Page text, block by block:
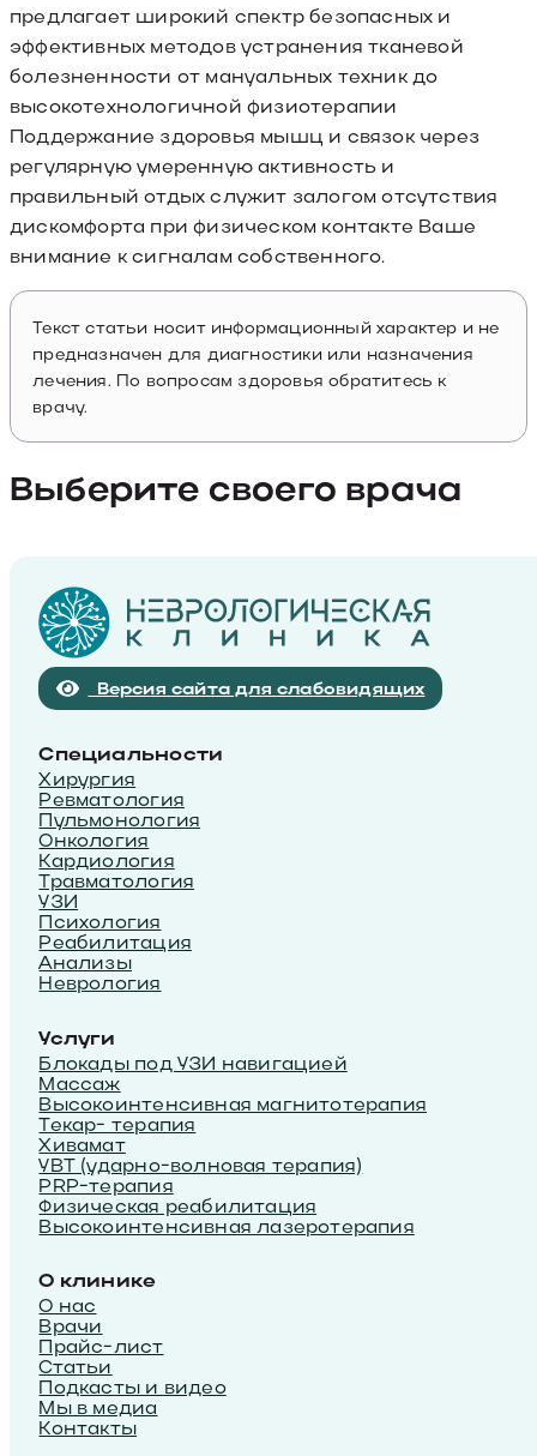
предлагает широкий спектр безопасных и
эффективных методов устранения тканевой
болезненности от мануальных техник до
высокотехнологичной физиотерапии
Поддержание здоровья мышц и связок через
регулярную умеренную активность и
правильный отдых служит залогом отсутствия
дискомфорта при физическом контакте Ваше
внимание к сигналам собственного.
Текст статьи носит информационный характер и не
предназначен для диагностики или назначения
лечения. По вопросам здоровья обратитесь к
врачу.
Выберите своего врача
Версия сайта для слабовидящих
Специальности
Хирургия
Ревматология
Пульмонология
Онкология
Кардиология
Травматология
УЗИ
Психология
Реабилитация
Анализы
Неврология
Услуги
Блокады под УЗИ навигацией
Массаж
Высокоинтенсивная магнитотерапия
Текар- терапия
Хивамат
УВТ (ударно-волновая терапия)
PRP-терапия
Физическая реабилитация
Высокоинтенсивная лазеротерапия
О клинике
О нас
Врачи
Прайс-лист
Статьи
Подкасты и видео
Мы в медиа
Контакты